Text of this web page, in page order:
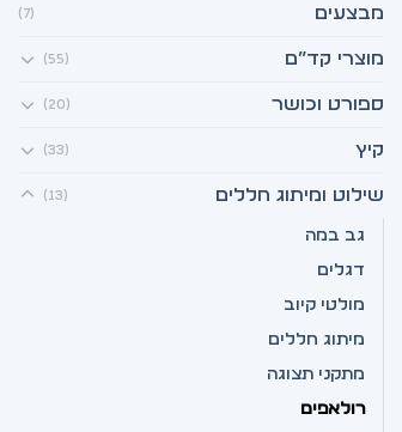
מבצעים (7)
מוצרי קד”ם (55)
ספורט וכושר (20)
קיץ (33)
שילוט ומיתוג חללים (13)
גב במה
דגלים
מולטי קיוב
מיתוג חללים
מתקני תצוגה
רולאפים